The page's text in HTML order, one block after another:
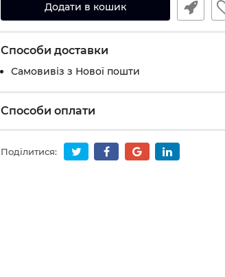
Додати в кошик
Способи доставки
Самовивіз з Нової пошти
Способи оплати
Поділитися: